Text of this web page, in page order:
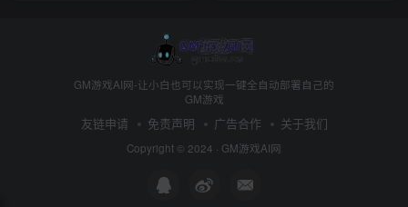
GM游戏AI网-让小白也可以实现一键全自动部署自己的
GM游戏
友链申请 免责声明 广告合作 关于我们
Copyright © 2024 · GM游戏AI网